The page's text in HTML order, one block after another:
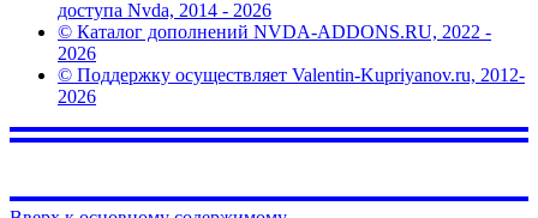
доступа Nvda, 2014 - 2026
© Каталог дополнений NVDA-ADDONS.RU, 2022 -
2026
© Поддержку осуществляет Valentin-Kupriyanov.ru, 2012-
2026